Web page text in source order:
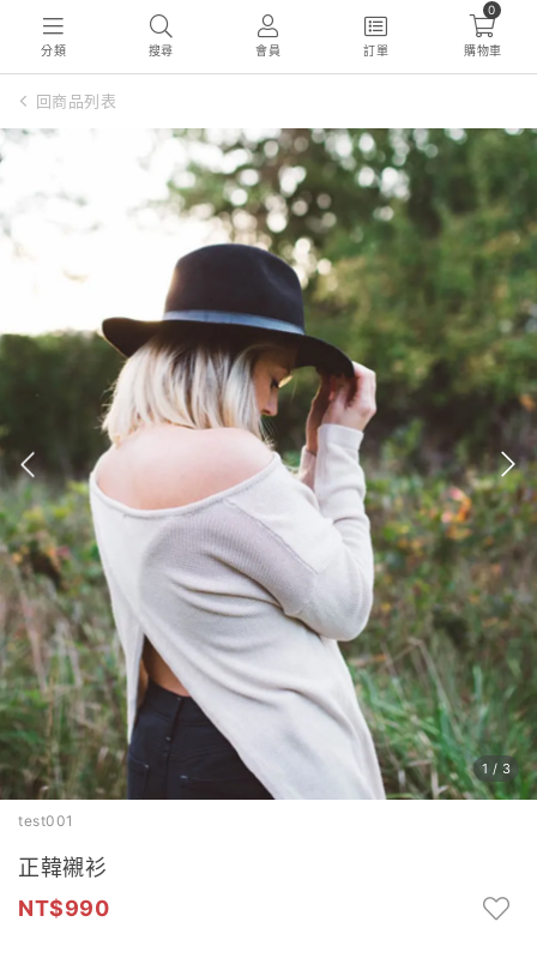
分類 搜尋 會員 訂單
0
購物車
回商品列表
1 / 3
test001
正韓襯衫
990